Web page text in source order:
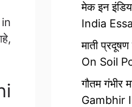
in
मेक इन
India
माती
On Soil
गौतम गंभीर
Gambhir